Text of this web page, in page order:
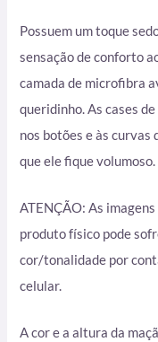
Possuem um toque
sensação de conforto
camada de microfibra
queridinho. As cases
nos botões e às curvas
que ele fique volumoso.
ATENÇÃO: As
produto físico pode
cor/tonalidade por
celular.
A cor e a altura da